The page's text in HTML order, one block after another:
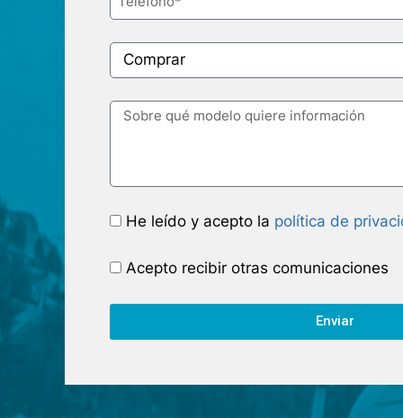
He leído y acepto la política de
Acepto recibir otras comunicaciones
Enviar